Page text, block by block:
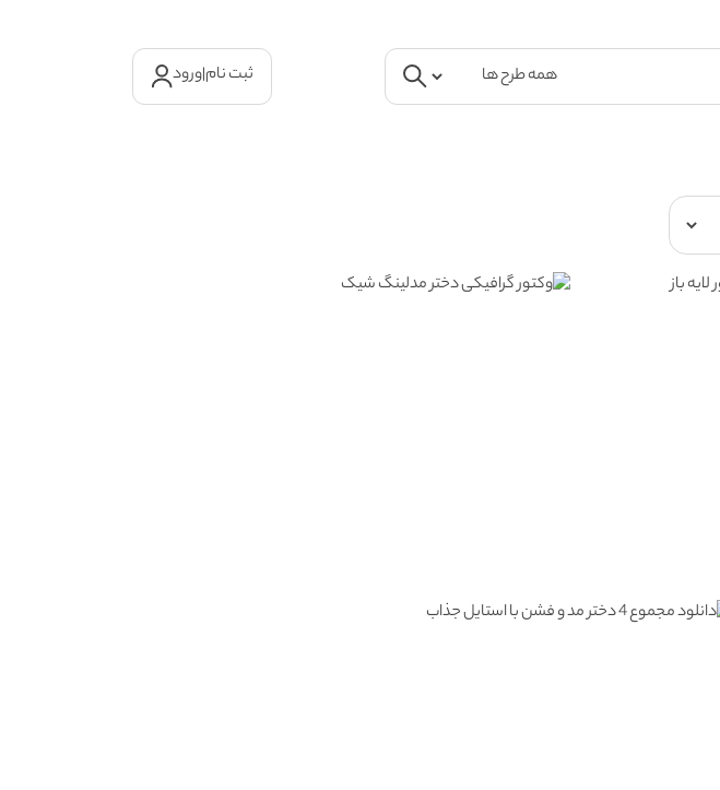
ثبت نام|ورود